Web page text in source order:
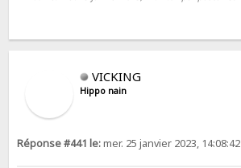
VICKING
Hippo nain
Réponse #441 le:mer. 25 janvier 2023, 14:08:42